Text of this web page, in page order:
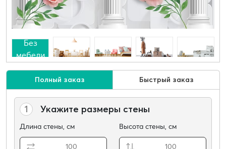
Без
мебели
Полный заказ Быстрый заказ
1 Укажите размеры стены
Длина стены, см Высота стены, см